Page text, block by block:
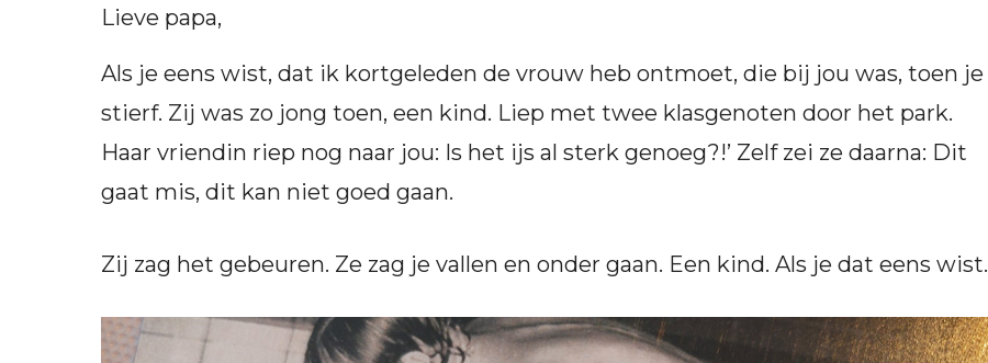
Lieve papa,
Als je eens wist, dat ik kortgeleden de vrouw heb ontmoet, die bij jou was, toen je
stierf. Zij was zo jong toen, een kind. Liep met twee klasgenoten door het park.
Haar vriendin riep nog naar jou: Is het ijs al sterk genoeg?!’ Zelf zei ze daarna: Dit
gaat mis, dit kan niet goed gaan.
Zij zag het gebeuren. Ze zag je vallen en onder gaan. Een kind. Als je dat eens wist.